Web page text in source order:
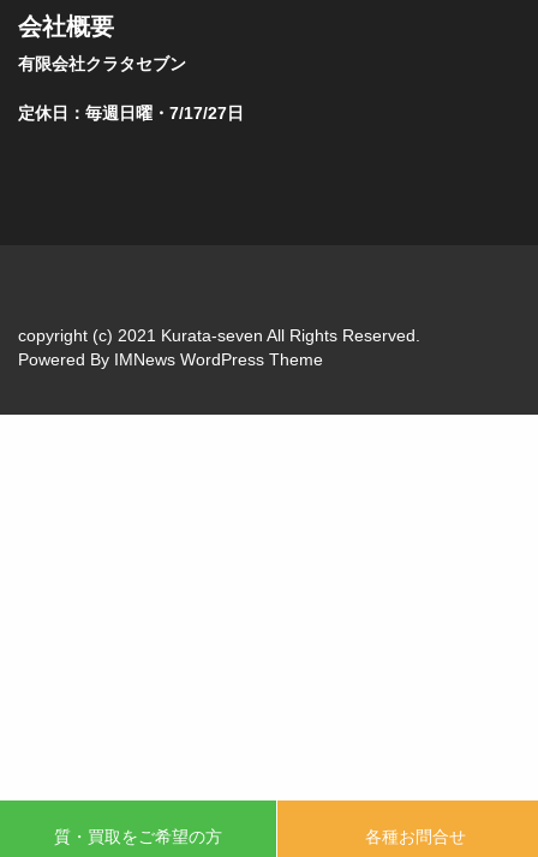
会社概要
有限会社クラタセブン
定休日：毎週日曜・7/17/27日
copyright (c) 2021 Kurata-seven All Rights Reserved.
Powered By IMNews WordPress Theme
質・買取をご希望の方 各種お問合せ